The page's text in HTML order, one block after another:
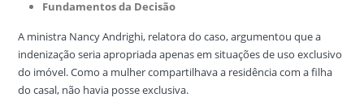
Fundamentos da Decisão
A ministra Nancy Andrighi, relatora do caso, argumentou que a
indenização seria apropriada apenas em situações de uso exclusivo
do imóvel. Como a mulher compartilhava a residência com a filha
do casal, não havia posse exclusiva.